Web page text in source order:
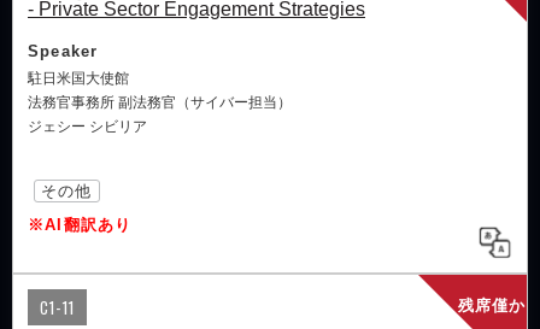
- Private Sector Engagement Strategies
Speaker
駐日米国大使館
法務官事務所 副法務官（サイバー担当）
ジェシー シビリア
その他
※AI翻訳あり
残席僅か
C1-11